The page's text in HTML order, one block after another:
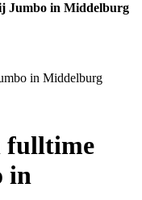
Jumbo in Middelburg
in Middelburg
fulltime
in